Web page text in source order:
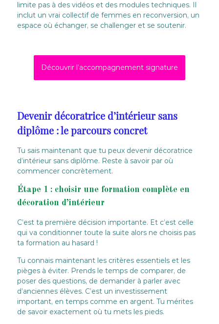
limite pas à des vidéos et des modules techniques. Il
inclut un vrai collectif de femmes en reconversion, un
espace où échanger, se challenger et se soutenir.
Découvrir l’accompagnement signature
Devenir décoratrice d’intérieur sans
diplôme : le parcours concret
Tu sais maintenant que tu peux devenir décoratrice
d’intérieur sans diplôme. Reste à savoir par où
commencer concrètement.
Étape 1 : choisir une formation complète en
décoration d’intérieur
C’est ta première décision importante. Et c’est celle
qui va conditionner toute la suite alors ne choisis pas
ta formation au hasard !
Tu connais maintenant les critères essentiels et les
pièges à éviter. Prends le temps de comparer, de
poser des questions, de demander à parler avec
d’anciennes élèves. C’est un investissement
important, en temps comme en argent. Tu mérites
de savoir exactement où tu mets les pieds.